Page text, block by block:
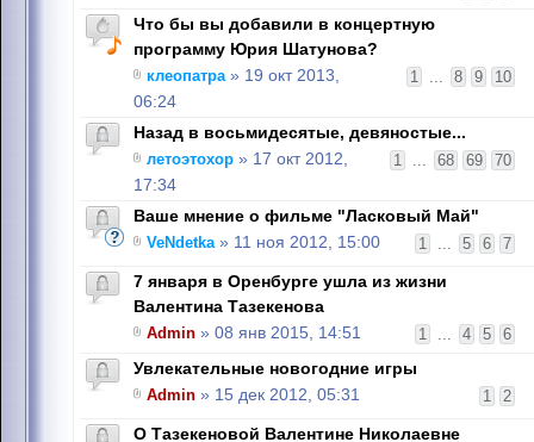
Что бы вы добавили в концертную
программу Юрия Шатунова?
1 ... 8 9 10
клеопатра» 19 окт 2013,
06:24
Назад в восьмидесятые, девяностые...
1 ... 68 69 70
летоэтохор » 17 окт 2012,
17:34
Ваше мнение о фильме "Ласковый Май"
1 ... 5 6 7
VeNdetka» 11 ноя 2012, 15:00
7 января в Оренбурге ушла из жизни
Валентина Тазекенова
1 ... 4 5 6
Admin » 08 янв 2015, 14:51
Увлекательные новогодние игры
1 2
Admin » 15 дек 2012, 05:31
О Тазекеновой Валентине Николаевне